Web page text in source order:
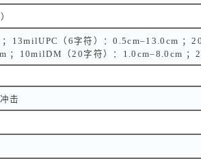
13milUPC（6字符）：0.5cm–13.0cm ；
；10milDM（20字符）：1.0cm–8.0cm
击